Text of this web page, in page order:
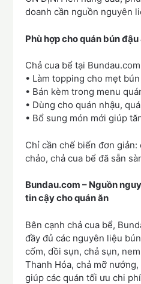
doanh cần nguồn nguyên
Phù hợp cho quán bún
Chả cua bể tại
• Làm topping cho mẹt
• Bán kèm trong menu
• Dùng cho quán nhậu,
• Bổ sung món mới giúp
Chỉ cần chế biến đơn
chảo, chả cua bể đã sẵn
Bundau.com – Nguồn
tin cậy cho quán ăn
Bên cạnh chả cua bể,
đầy đủ các nguyên liệu
cốm, dồi sụn, chả sụn,
Thanh Hóa, chả mỡ
giúp các quán tối ưu chi